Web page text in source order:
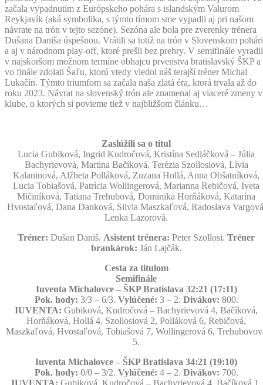
začala vypadnutím z Európskeho pohára s islandským Valurom
Reykjavík (aká symbolika, s týmto tímom sme vypadli aj pri našom
návrate na trón v tejto sezóne). Sezóna ale bola pre zverenky trénera
Dušana Daniša úspešnou. Vrátili sa totiž na trón v Slovenskom pohári
a aj v národnom play-off, ktoré prešli bez prehry. V semifinále
v najskoršom možnom termíne obhajcu prvenstva bratislavský ŠKP a
vo finále zdolali Šaľu, ktorú vtedy viedol náš terajší tréner Michal
Lukačín. Týmto triumfom sa začala naša zlatá éra, ktorá trvala až do
roku 2023. Návrat na slovenský trón ale znamenal aj viaceré zmeny v
klube, o ktorých si povieme tiež v najbližšom článku…
Zaslúžili sa o titul
Lucia Gubiková, Ingrid Kudročová, Kristína Sedláčková – Júlia
Bachyrievová, Martina Bačíková, Terézia Szollosiová, Lívia
Kalaninová, Alžbeta Polláková, Zuzana Hollá, Anna Obšatníková,
Lucia Tobiašová, Patrícia Wollingerová, Marianna Rebičová, Iveta
Mičiníková, Tatiana Trehubová, Dominika Horňáková, Katarína
Hvostaľová, Dana Danková, Silvia Maszkaľová, Radoslava
Lenka Lazorová.
Tréner: Dušan Daniš. Asistent trénera: Peter Szollosi. Tréner
brankárok: Ján Lajčák.
Cesta za titulom
Semifinále
Iuventa Michalovce – ŠKP Bratislava 32:21 (17:11)
Pok. hody: 3/3 – 6/3. Vylúčené: 3 – 2. Divákov: 800.
IUVENTA: Gubiková, Kudročová – Bachyrievová 4, Bačíková,
Horňáková, Hollá 4, Szollosiová 2, Polláková 6, Rebičová,
Maszkaľová, Hvostaľová, Tobiašová 7, Wollingerová 6,
5.
Iuventa Michalovce – ŠKP Bratislava 34:21 (19:10)
Pok. hody: 0/0 – 3/2. Vylúčené: 4 – 2. Divákov: 700.